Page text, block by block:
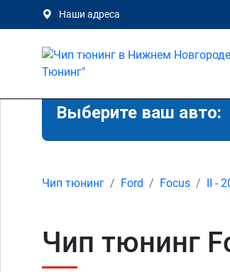
Наши адреса
Выберите ваш авто:
Чип тюнинг Ford Focus II -
Чип тюнинг